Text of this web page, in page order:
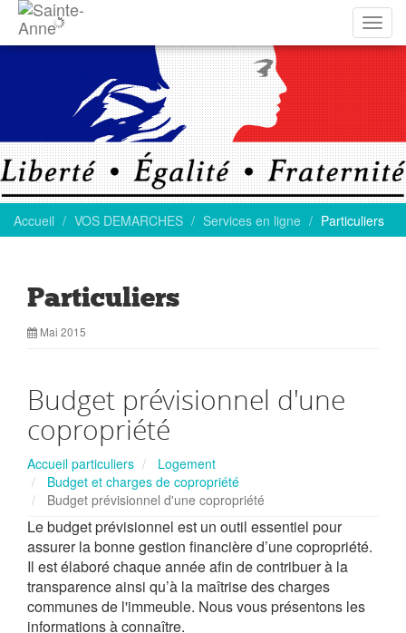
la
Accueil VOS DEMARCHES Services en ligne Particuliers
Particuliers
Mai 2015
Budget prévisionnel d'une
copropriété
Accueil particuliers
Logement
Budget et charges de copropriété
Budget prévisionnel d'une copropriété
Le budget prévisionnel est un outil essentiel pour
assurer la bonne gestion financière d’une copropriété.
Il est élaboré chaque année afin de contribuer à la
transparence ainsi qu’à la maîtrise des charges
communes de l'immeuble. Nous vous présentons les
informations à connaître.